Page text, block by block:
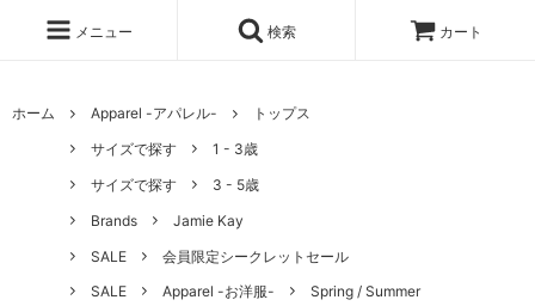
メニュー 検索 カート
ホーム Apparel -アパレル-
トップス
サイズで探す
1 - 3歳
サイズで探す
3 - 5歳
Brands
Jamie Kay
SALE
会員限定シークレットセール
SALE
Apparel -お洋服- Spring / Summer